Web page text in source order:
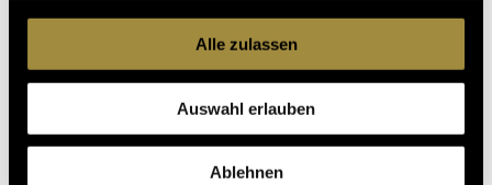
Alle zulassen
Auswahl erlauben
Ablehnen